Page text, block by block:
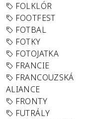
FOLKLÓR
FOOTFEST
FOTBAL
FOTKY
FOTOJATKA
FRANCIE
FRANCOUZSKÁ
ALIANCE
FRONTY
FUTRÁLY